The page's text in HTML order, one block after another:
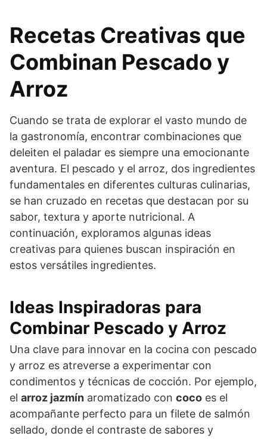
Recetas Creativas que
Combinan Pescado y
Arroz
Cuando se trata de explorar el vasto mundo de
la gastronomía, encontrar combinaciones que
deleiten el paladar es siempre una emocionante
aventura. El pescado y el arroz, dos ingredientes
fundamentales en diferentes culturas culinarias,
se han cruzado en recetas que destacan por su
sabor, textura y aporte nutricional. A
continuación, exploramos algunas ideas
creativas para quienes buscan inspiración en
estos versátiles ingredientes.
Ideas Inspiradoras para
Combinar Pescado y Arroz
Una clave para innovar en la cocina con pescado
y arroz es atreverse a experimentar con
condimentos y técnicas de cocción. Por ejemplo,
el arroz jazmín aromatizado con coco es el
acompañante perfecto para un filete de salmón
sellado, donde el contraste de sabores y